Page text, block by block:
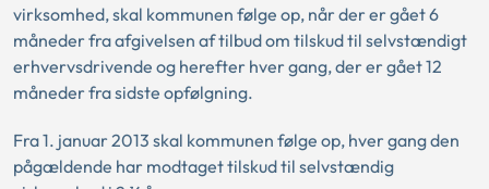
virksomhed, skal kommunen følge op, når der er gået 6
måneder fra afgivelsen af tilbud om tilskud til selvstændigt
erhvervsdrivende og herefter hver gang, der er gået 12
måneder fra sidste opfølgning.
Fra 1. januar 2013 skal kommunen følge op, hver gang den
pågældende har modtaget tilskud til selvstændig